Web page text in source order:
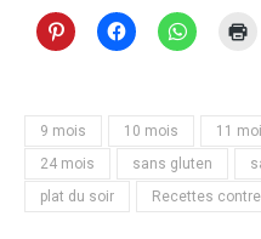
9 mois 10 mois 11
24 mois
sans gluten
plat du soir
Recettes